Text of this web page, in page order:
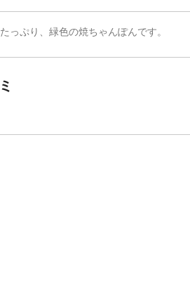
ぷり、緑色の焼ちゃんぽんです。